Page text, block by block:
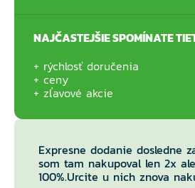
NAJČASTEJŠIE SPOMÍNATE
rýchlosť doručenia
ceny
zľavové akcie
Expresne dodanie dosledne
som tam nakupoval len 2x
100%.Urcite u nich znova